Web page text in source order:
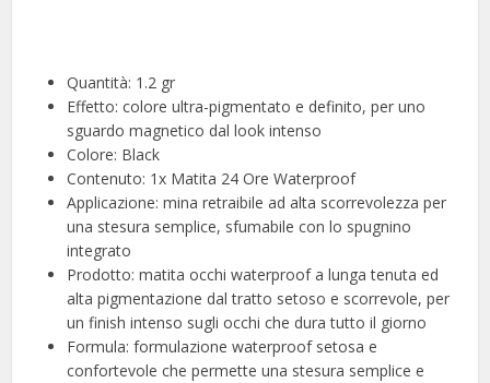
Quantità: 1.2 gr
Effetto: colore ultra-pigmentato e definito, per uno
sguardo magnetico dal look intenso
Colore: Black
Contenuto: 1x Matita 24 Ore Waterproof
Applicazione: mina retraibile ad alta scorrevolezza per
una stesura semplice, sfumabile con lo spugnino
integrato
Prodotto: matita occhi waterproof a lunga tenuta ed
alta pigmentazione dal tratto setoso e scorrevole, per
un finish intenso sugli occhi che dura tutto il giorno
Formula: formulazione waterproof setosa e
confortevole che permette una stesura semplice e